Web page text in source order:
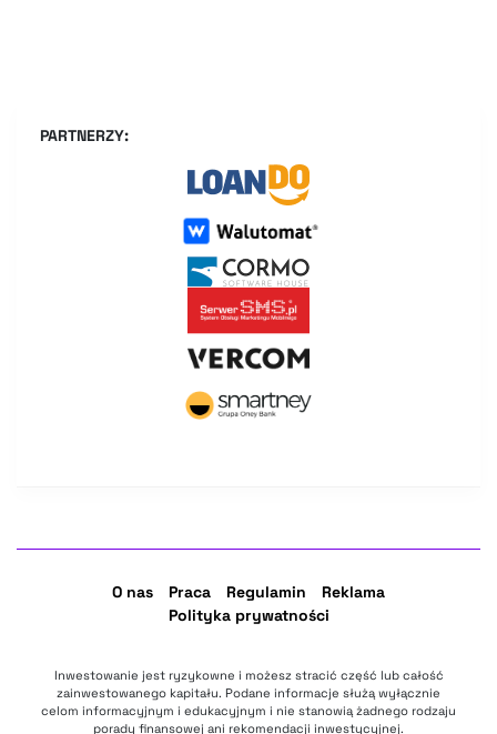
PARTNERZY:
O nas Praca Regulamin
Reklama
Polityka prywatności
Inwestowanie jest ryzykowne i możesz stracić część lub całość
zainwestowanego kapitału. Podane informacje służą wyłącznie
celom informacyjnym i edukacyjnym i nie stanowią żadnego rodzaju
porady finansowej ani rekomendacji inwestycyjnej.